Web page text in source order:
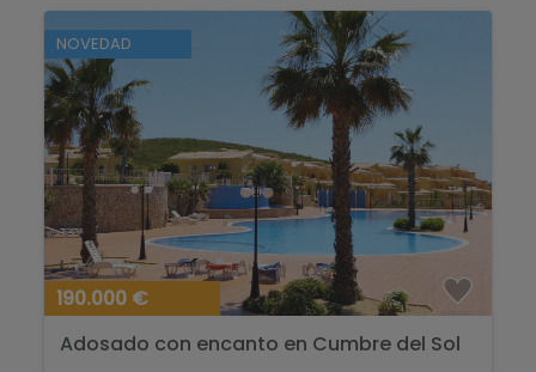
NOVEDAD
190.000 €
Adosado con encanto en Cumbre del Sol